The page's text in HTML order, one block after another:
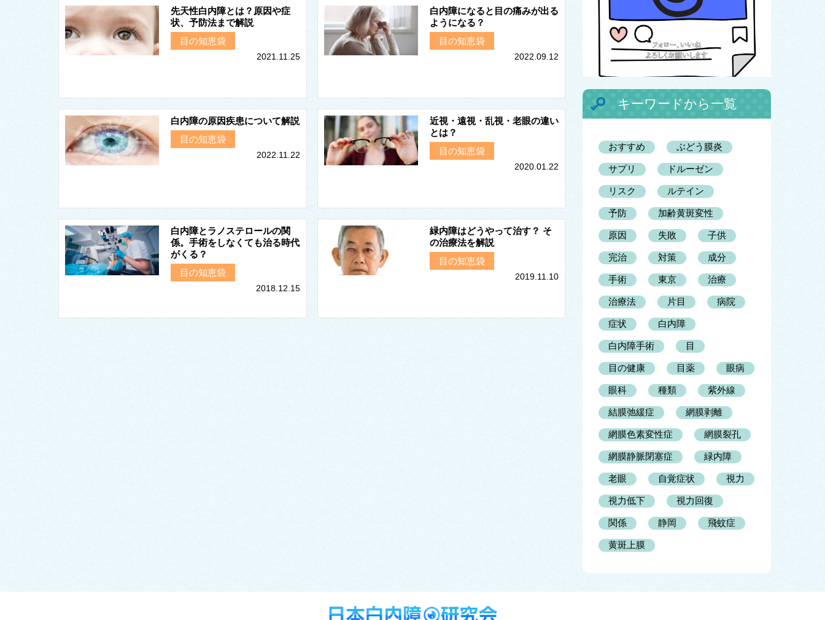
先天性白内障とは？原因や症
状、予防法まで解説
目の知恵袋
2021.11.25
白内障になると目の痛みが出る
ようになる？
目の知恵袋
2022.09.12
白内障の原因疾患について解説
目の知恵袋
2022.11.22
近視・遠視・乱視・老眼の違い
とは？
目の知恵袋
2020.01.22
白内障とラノステロールの関
係。手術をしなくても治る時代
がくる？
目の知恵袋
2018.12.15
緑内障はどうやって治す？ そ
の治療法を解説
目の知恵袋
2019.11.10
キーワードから一覧
おすすめ ぶどう膜炎
サプリ ドルーゼン
リスク ルテイン
予防 加齢黄斑変性
原因 失敗 子供
完治 対策 成分
手術 東京 治療
治療法 片目 病院
症状 白内障
白内障手術 目
目の健康 目薬 眼病
眼科 種類 紫外線
結膜弛緩症 網膜剥離
網膜色素変性症 網膜裂孔
網膜静脈閉塞症 緑内障
老眼 自覚症状 視力
視力低下 視力回復
関係 静岡 飛蚊症
黄斑上膜